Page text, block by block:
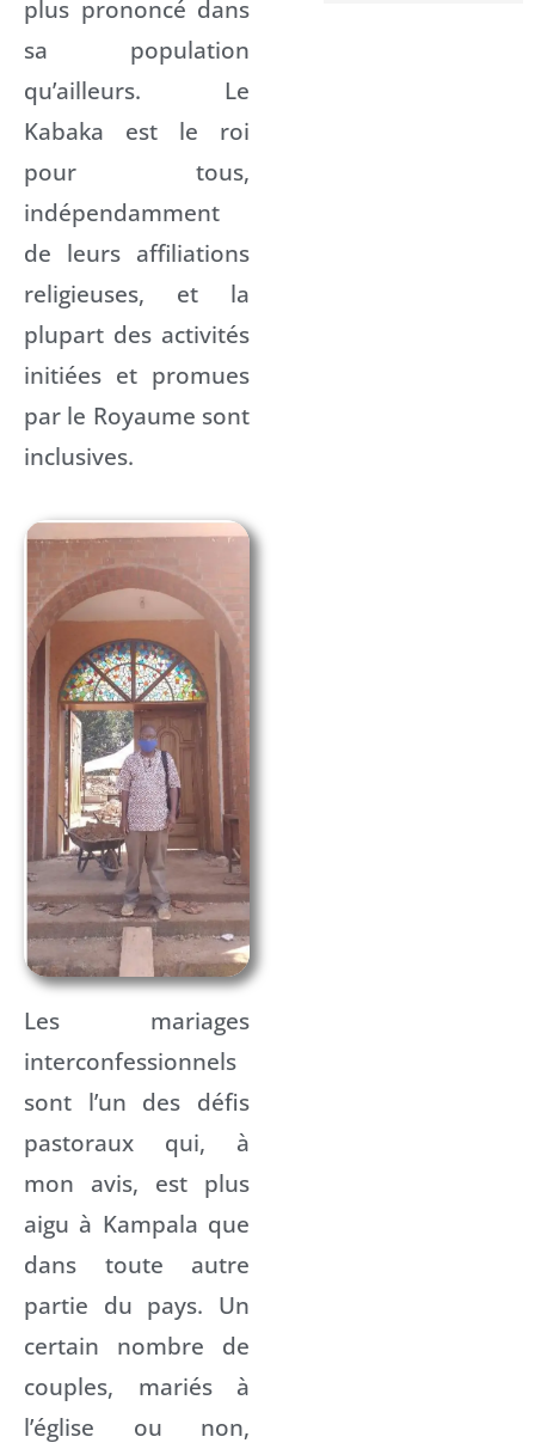
plus prononcé dans
sa population
qu’ailleurs. Le
Kabaka est le roi
pour tous,
indépendamment
de leurs affiliations
religieuses, et la
plupart des activités
initiées et promues
par le Royaume sont
inclusives.
Les mariages
interconfessionnels
sont l’un des défis
pastoraux qui, à
mon avis, est plus
aigu à Kampala que
dans toute autre
partie du pays. Un
certain nombre de
couples, mariés à
l’église ou non,